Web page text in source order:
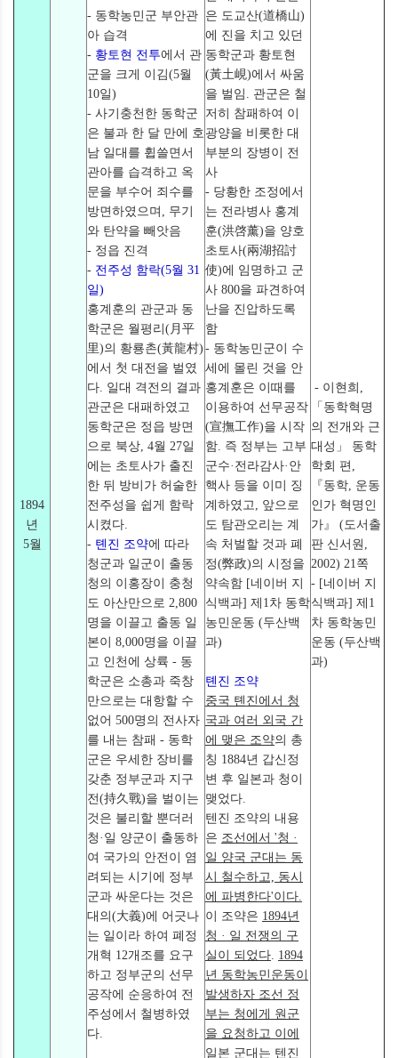
1894
년
5월
- 동학농민군 부안관
아 습격
- 황토현 전투에서 관
군을 크게 이김(5월
10일)
- 사기충천한 동학군
은 불과 한 달 만에 호
남 일대를 휩쓸면서
관아를 습격하고 옥
문을 부수어 죄수를
방면하였으며, 무기
와 탄약을 빼앗음
- 정읍 진격
- 전주성 함락(5월 31
일)
홍계훈의 관군과 동
학군은 월평리(月平
里)의 황룡촌(黃龍村)
에서 첫 대전을 벌였
다. 일대 격전의 결과
관군은 대패하였고
동학군은 정읍 방면
으로 북상, 4월 27일
에는 초토사가 출진
한 뒤 방비가 허술한
전주성을 쉽게 함락
시켰다.
- 톈진 조약에 따라
청군과 일군이 출동
청의 이홍장이 충청
도 아산만으로 2,800
명을 이끌고 출동 일
본이 8,000명을 이끌
고 인천에 상륙 - 동
학군은 소총과 죽창
만으로는 대항할 수
없어 500명의 전사자
를 내는 참패 - 동학
군은 우세한 장비를
갖춘 정부군과 지구
전(持久戰)을 벌이는
것은 불리할 뿐더러
청·일 양군이 출동하
여 국가의 안전이 염
려되는 시기에 정부
군과 싸운다는 것은
대의(大義)에 어긋나
는 일이라 하여 폐정
개혁 12개조를 요구
하고 정부군의 선무
공작에 순응하여 전
주성에서 철병하였
다.
은 도교산(道橋山)
에 진을 치고 있던
동학군과 황토현
(黃土峴)에서 싸움
을 벌임. 관군은 철
저히 참패하여 이
광양을 비롯한 대
부분의 장병이 전
사
- 당황한 조정에서
는 전라병사 홍계
훈(洪啓薰)을 양호
초토사(兩湖招討
使)에 임명하고 군
사 800을 파견하여
난을 진압하도록
함
- 동학농민군이 수
세에 몰린 것을 안
홍계훈은 이때를
이용하여 선무공작
(宣撫工作)을 시작
함. 즉 정부는 고부
군수·전라감사·안
핵사 등을 이미 징
계하였고, 앞으로
도 탐관오리는 계
속 처벌할 것과 폐
정(弊政)의 시정을
약속함 [네이버 지
식백과] 제1차 동학
농민운동 (두산백
과)
톈진 조약
중국 톈진에서 청
국과 여러 외국 간
에 맺은 조약의 총
칭 1884년 갑신정
변 후 일본과 청이
맺었다.
텐진 조약의 내용
은 조선에서 '청 ·
일 양국 군대는 동
시 철수하고, 동시
에 파병한다'이다.
이 조약은 1894년
청 · 일 전쟁의 구
실이 되었다. 1894
년 동학농민운동이
발생하자 조선 정
부는 청에게 원군
을 요청하고 이에
일본 군대는 텐진
- 이현희,
「동학혁명
의 전개와 근
대성」 동학
학회 편,
『동학, 운동
인가 혁명인
가』 (도서출
판 신서원,
2002) 21쪽
- [네이버 지
식백과] 제1
차 동학농민
운동 (두산백
과)